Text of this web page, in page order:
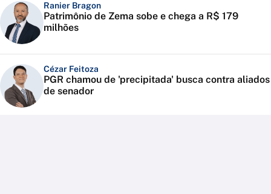
Ranier Bragon
Patrimônio de Zema sobe e chega a R$ 179
milhões
Cézar Feitoza
PGR chamou de 'precipitada' busca contra aliados
de senador